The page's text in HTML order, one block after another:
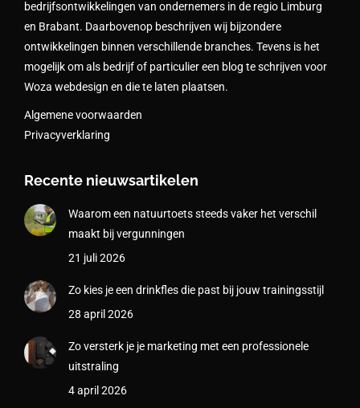
bedrijfsontwikkelingen van ondernemers in de regio Limburg
en Brabant. Daarbovenop beschrijven wij bijzondere
ontwikkelingen binnen verschillende branches. Tevens is het
mogelijk om als bedrijf of particulier een blog te schrijven voor
Woza webdesign en die te laten plaatsen.
Algemene voorwaarden
Privacyverklaring
Recente nieuwsartikelen
Waarom een natuurtoets steeds vaker het verschil
maakt bij vergunningen
21 juli 2026
Zo kies je een drinkfles die past bij jouw trainingsstijl
28 april 2026
Zo versterk je je marketing met een professionele
uitstraling
4 april 2026